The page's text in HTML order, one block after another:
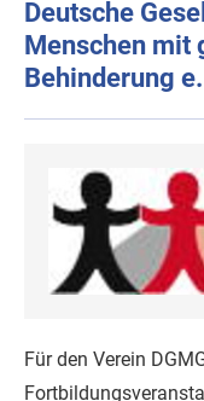
Deutsche
Menschen mit
Behinderung e.
Für den Verein